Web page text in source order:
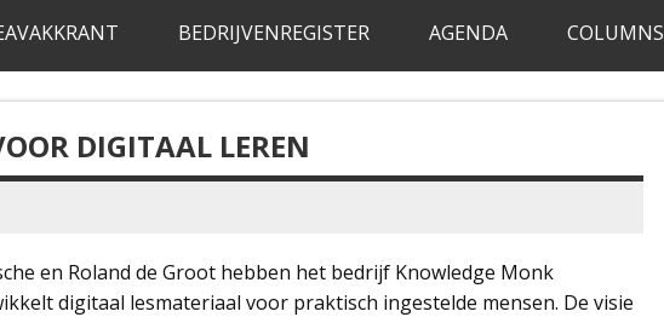
BEDRIJVENREGISTER AGENDA COLUMNS
DIGITAAL LEREN
en Roland de Groot hebben het bedrijf Knowledge Monk
digitaal lesmateriaal voor praktisch ingestelde mensen. De visie